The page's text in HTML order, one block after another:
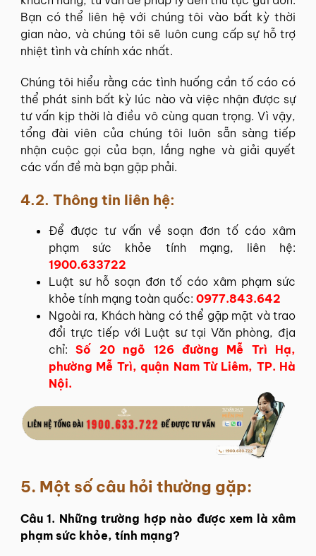
Bạn có thể liên hệ với chúng tôi vào bất kỳ thời
gian nào, và chúng tôi sẽ luôn cung cấp sự hỗ trợ
nhiệt tình và chính xác nhất.
Chúng tôi hiểu rằng các tình huống cần tố cáo có
thể phát sinh bất kỳ lúc nào và việc nhận được sự
tư vấn kịp thời là điều vô cùng quan trọng. Vì vậy,
tổng đài viên của chúng tôi luôn sẵn sàng tiếp
nhận cuộc gọi của bạn, lắng nghe và giải quyết
các vấn đề mà bạn gặp phải.
4.2. Thông tin liên hệ:
Để được tư vấn về soạn đơn tố cáo xâm
phạm sức khỏe tính mạng, liên hệ:
1900.633722
Luật sư hỗ soạn đơn tố cáo xâm phạm sức
khỏe tính mạng toàn quốc: 0977.843.642
Ngoài ra, Khách hàng có thể gặp mặt và trao
đổi trực tiếp với Luật sư tại Văn phòng, địa
chỉ:Số 20 ngõ 126 đường Mễ Trì Hạ,
phường Mễ Trì, quận Nam Từ Liêm, TP. Hà
Nội.
5. Một số câu hỏi thường gặp:
Câu 1. Những trường hợp nào được xem là xâm
phạm sức khỏe, tính mạng?